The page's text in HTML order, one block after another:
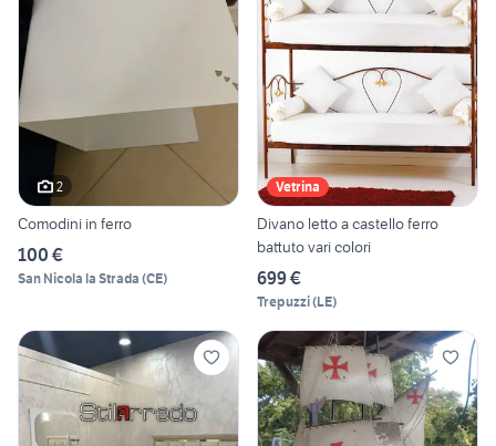
2
Comodini in ferro
100 €
San Nicola la Strada (CE)
Vetrina
Divano letto a castello ferro
battuto vari colori
699 €
Trepuzzi(LE)